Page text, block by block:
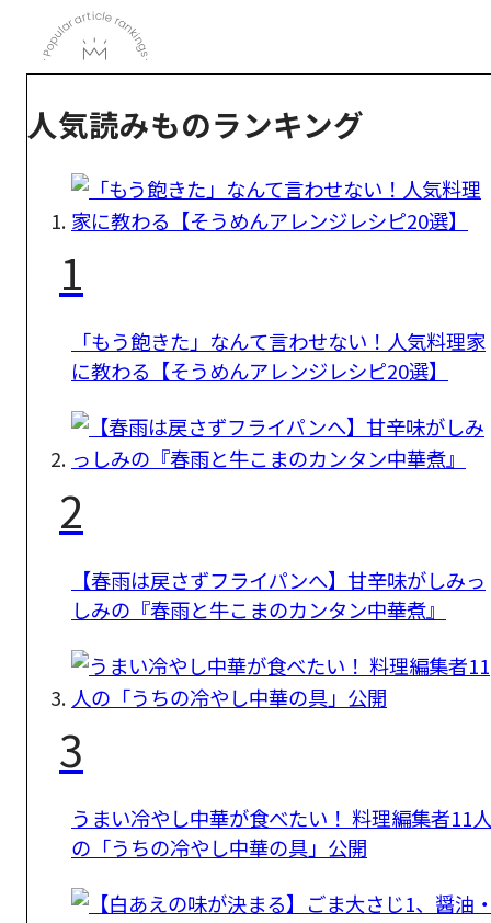
人気読みものランキング
1
「もう飽きた」なんて言わせない！人気料理家
に教わる【そうめんアレンジレシピ20選】
2
【春雨は戻さずフライパンへ】甘辛味がしみっ
しみの『春雨と牛こまのカンタン中華煮』
3
うまい冷やし中華が食べたい！ 料理編集者11人
の「うちの冷やし中華の具」公開